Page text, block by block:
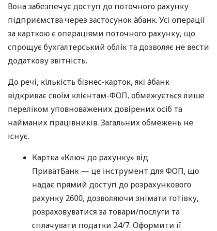
Вона забезпечує доступ до поточного рахунку
підприємства через застосунок àбанк. Усі операції
за карткою є операціями поточного рахунку, що
спрощує бухгалтерський облік та дозволяє не вести
додаткову звітність.
До речі, кількість бізнес-карток, які àбанк
відкриває своїм клієнтам-ФОП, обмежується лише
переліком уповноважених довірених осіб та
найманих працівників. Загальних обмежень не
існує.
Картка «Ключ до рахунку» від
ПриватБанк — це інструмент для ФОП, що
надає прямий доступ до розрахункового
рахунку 2600, дозволяючи знімати готівку,
розраховуватися за товари/послуги та
сплачувати податки 24/7. Оформити її